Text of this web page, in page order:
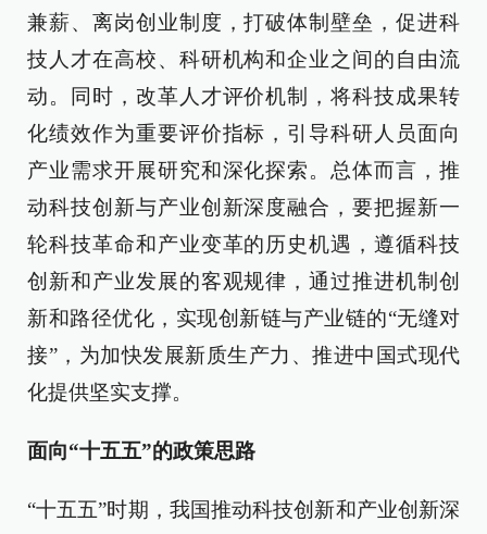
兼薪、离岗创业制度，打破体制壁垒，促进科
技人才在高校、科研机构和企业之间的自由流
动。同时，改革人才评价机制，将科技成果转
化绩效作为重要评价指标，引导科研人员面向
产业需求开展研究和深化探索。总体而言，推
动科技创新与产业创新深度融合，要把握新一
轮科技革命和产业变革的历史机遇，遵循科技
创新和产业发展的客观规律，通过推进机制创
新和路径优化，实现创新链与产业链的“无缝对
接”，为加快发展新质生产力、推进中国式现代
化提供坚实支撑。
面向“十五五”的政策思路
“十五五”时期，我国推动科技创新和产业创新深